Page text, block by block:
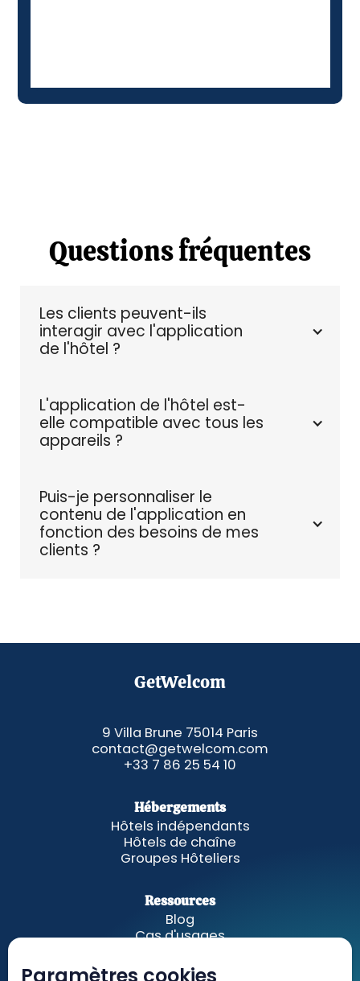
Questions fréquentes
Les clients peuvent-ils
interagir avec l'application
de l'hôtel ?
L'application de l'hôtel est-
elle compatible avec tous les
appareils ?
Puis-je personnaliser le
contenu de l'application en
fonction des besoins de mes
clients ?
GetWelcom
9 Villa Brune 75014 Paris
contact@getwelcom.com
+33 7 86 25 54 10
Hébergements
Hôtels indépendants
Hôtels de chaîne
Groupes Hôteliers
Ressources
Blog
Cas d'usages
A propos